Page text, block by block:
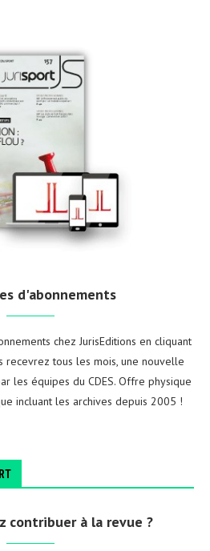
d'abonnements
chez JurisEditions en cliquant
recevrez tous les mois, une nouvelle
les équipes du CDES. Offre physique
incluant les archives depuis 2005 !
contribuer à la revue ?